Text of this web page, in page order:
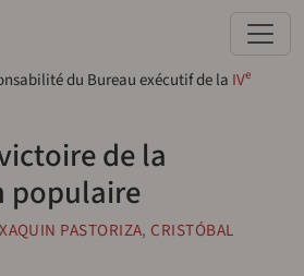
du Bureau exécutif de la IVe
de la
populaire
XAQUIN PASTORIZA, CRISTÓBAL